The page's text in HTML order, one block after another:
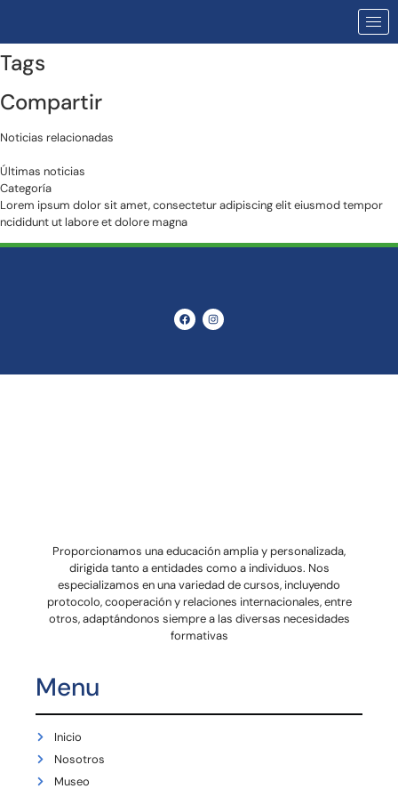
Tags
Compartir
Noticias relacionadas
Últimas noticias
Categoría
Lorem ipsum dolor sit amet, consectetur adipiscing elit eiusmod tempor
ncididunt ut labore et dolore magna
Proporcionamos una educación amplia y personalizada,
dirigida tanto a entidades como a individuos. Nos
especializamos en una variedad de cursos, incluyendo
protocolo, cooperación y relaciones internacionales, entre
otros, adaptándonos siempre a las diversas necesidades
formativas
Menu
Inicio
Nosotros
Museo